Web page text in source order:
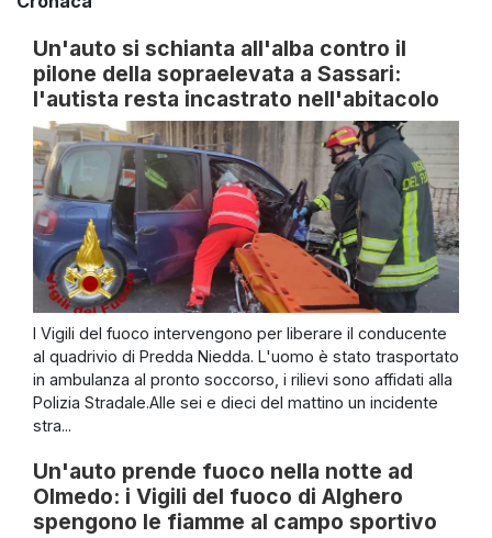
Un'auto si schianta all'alba contro il
pilone della sopraelevata a Sassari:
l'autista resta incastrato nell'abitacolo
I Vigili del fuoco intervengono per liberare il conducente
al quadrivio di Predda Niedda. L'uomo è stato trasportato
in ambulanza al pronto soccorso, i rilievi sono affidati alla
Polizia Stradale.Alle sei e dieci del mattino un incidente
stra...
Un'auto prende fuoco nella notte ad
Olmedo: i Vigili del fuoco di Alghero
spengono le fiamme al campo sportivo